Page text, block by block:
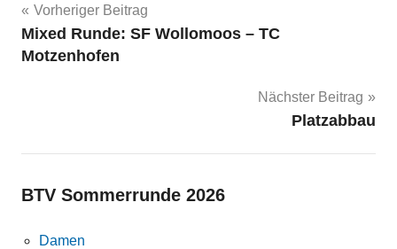
Beitragsnavigation
Vorheriger Beitrag
Mixed Runde: SF Wollomoos – TC
Motzenhofen
Nächster Beitrag
Platzabbau
BTV Sommerrunde 2026
Damen